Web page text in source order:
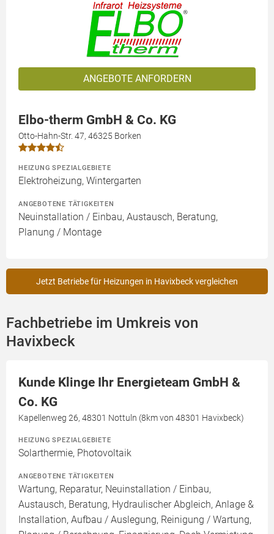
ANGEBOTE ANFORDERN
Elbo-therm GmbH & Co. KG
Otto-Hahn-Str. 47, 46325 Borken
HEIZUNG SPEZIALGEBIETE
Elektroheizung, Wintergarten
ANGEBOTENE TÄTIGKEITEN
Neuinstallation / Einbau, Austausch, Beratung,
Planung / Montage
Jetzt Betriebe für Heizungen in Havixbeck vergleichen
Fachbetriebe im Umkreis von
Havixbeck
Kunde Klinge Ihr Energieteam GmbH &
Co. KG
Kapellenweg 26, 48301 Nottuln (8km von 48301 Havixbeck)
HEIZUNG SPEZIALGEBIETE
Solarthermie, Photovoltaik
ANGEBOTENE TÄTIGKEITEN
Wartung, Reparatur, Neuinstallation / Einbau,
Austausch, Beratung, Hydraulischer Abgleich, Anlage &
Installation, Aufbau / Auslegung, Reinigung / Wartung,